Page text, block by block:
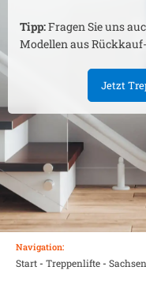
Tipp:Fragen Sie uns
Modellen aus
Jetzt
Navigation:
Start- Treppenlifte-